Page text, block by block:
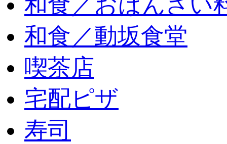
和食／動坂食堂
喫茶店
宅配ピザ
寿司